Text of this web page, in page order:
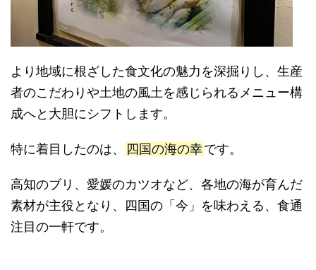
より地域に根ざした食文化の魅力を深掘りし、生産
者のこだわりや土地の風土を感じられるメニュー構
成へと大胆にシフトします。
特に着目したのは、 四国の海の幸です。
高知のブリ、愛媛のカツオなど、各地の海が育んだ
素材が主役となり、四国の「今」を味わえる、食通
注目の一軒です。